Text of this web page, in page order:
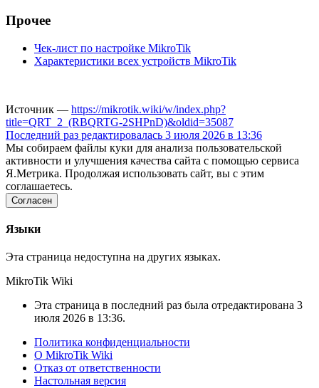
Прочее
Чек-лист по настройке MikroTik
Характеристики всех устройств MikroTik
Источник — https://mikrotik.wiki/w/index.php?
title=QRT_2_(RBQRTG-2SHPnD)&oldid=35087
Последний раз редактировалась 3 июля 2026 в 13:36
Мы собираем файлы куки для анализа пользовательской
активности и улучшения качества сайта с помощью сервиса
Я.Метрика. Продолжая использовать сайт, вы с этим
соглашаетесь.
Согласен
Языки
Эта страница недоступна на других языках.
MikroTik Wiki
Эта страница в последний раз была отредактирована 3
июля 2026 в 13:36.
Политика конфиденциальности
О MikroTik Wiki
Отказ от ответственности
Настольная версия